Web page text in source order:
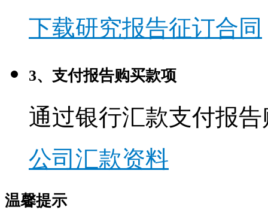
下载研究报告征订合同
3、支付报告购买款项
通过银行汇款支付报
公司汇款资料
温馨提示